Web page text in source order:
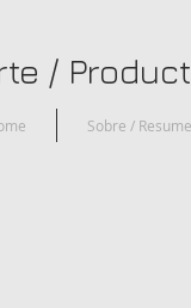
/
Sobre / Resume